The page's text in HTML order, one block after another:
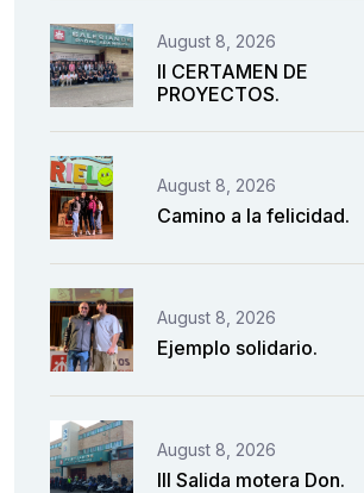
August 8, 2026
II CERTAMEN DE
PROYECTOS.
August 8, 2026
Camino a la felicidad.
August 8, 2026
Ejemplo solidario.
August 8, 2026
III Salida motera Don.